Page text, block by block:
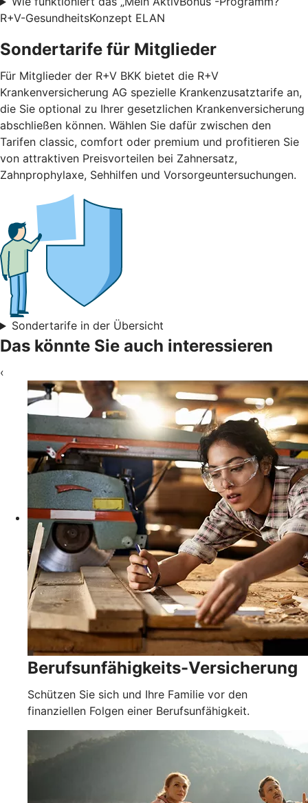
R+V-GesundheitsKonzept ELAN
Sondertarife für Mitglieder
Für Mitglieder der R+V BKK bietet die R+V
Krankenversicherung AG spezielle Krankenzusatztarife an,
die Sie optional zu Ihrer gesetzlichen Krankenversicherung
abschließen können. Wählen Sie dafür zwischen den
Tarifen classic, comfort oder premium und profitieren Sie
von attraktiven Preisvorteilen bei Zahnersatz,
Zahnprophylaxe, Sehhilfen und Vorsorgeuntersuchungen.
Sondertarife in der Übersicht
Das könnte Sie auch interessieren
‹
Berufsunfähigkeits-Versicherung
Schützen Sie sich und Ihre Familie vor den
finanziellen Folgen einer Berufsunfähigkeit.